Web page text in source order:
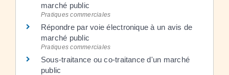
marché public
Pratiques commerciales
Répondre par voie électronique à un avis de
marché public
Pratiques commerciales
Sous-traitance ou co-traitance d'un marché
public